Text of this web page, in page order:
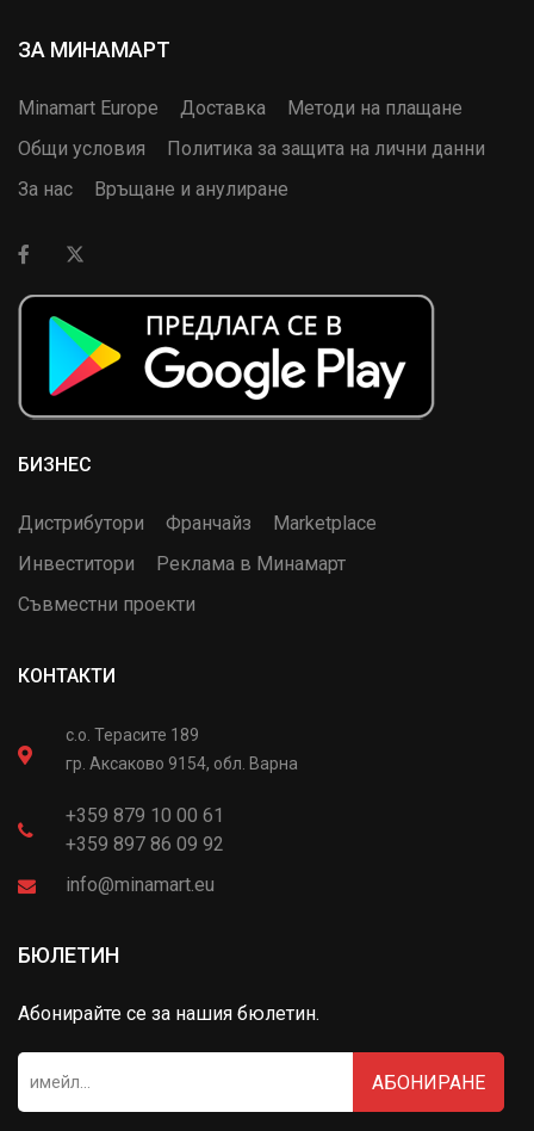
ЗА МИНАМАРТ
Minamart Europe Доставка
Методи на плащане
Общи условия
Политика за защита на лични данни
За нас
Връщане и анулиране
БИЗНЕС
Дистрибутори Франчайз
Marketplace
Инвеститори
Реклама в Минамарт
Съвместни проекти
КОНТАКТИ
с.о. Терасите 189
гр. Аксаково 9154, обл. Варна
+359 879 10 00 61
+359 897 86 09 92
info@minamart.eu
БЮЛЕТИН
Абонирайте се за нашия бюлетин.
АБОНИРАНЕ